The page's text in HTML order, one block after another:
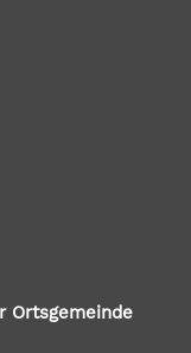
Ortsgemeinde